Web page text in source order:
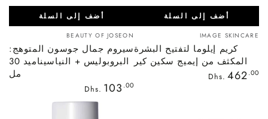
بائع:
IMAGE SKINCARE
كريم إيلوما لتفتيح البشرة
المكثف من إيميج سكين كير
Dhs. 462.00
أضف إلى السلة
بائع:
BEAUTY OF JOSEON
سيروم جمال جوسون المتوهج:
البروبوليس + النياسيناميد 30
مل
Dhs. 103 .00
أضف إلى السلة